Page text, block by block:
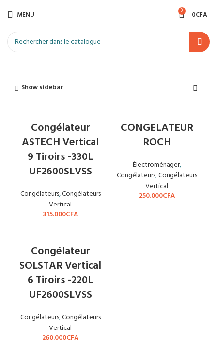
MENU 0 0CFA
Show sidebar
Congélateur
ASTECH Vertical
9 Tiroirs -330L
UF2600SLVSS
Congélateurs,Congélateurs
Vertical
315.000CFA
CONGELATEUR
ROCH
Électroménager,
Congélateurs,Congélateurs
Vertical
250.000CFA
Congélateur
SOLSTAR Vertical
6 Tiroirs -220L
UF2600SLVSS
Congélateurs,Congélateurs
Vertical
260.000CFA